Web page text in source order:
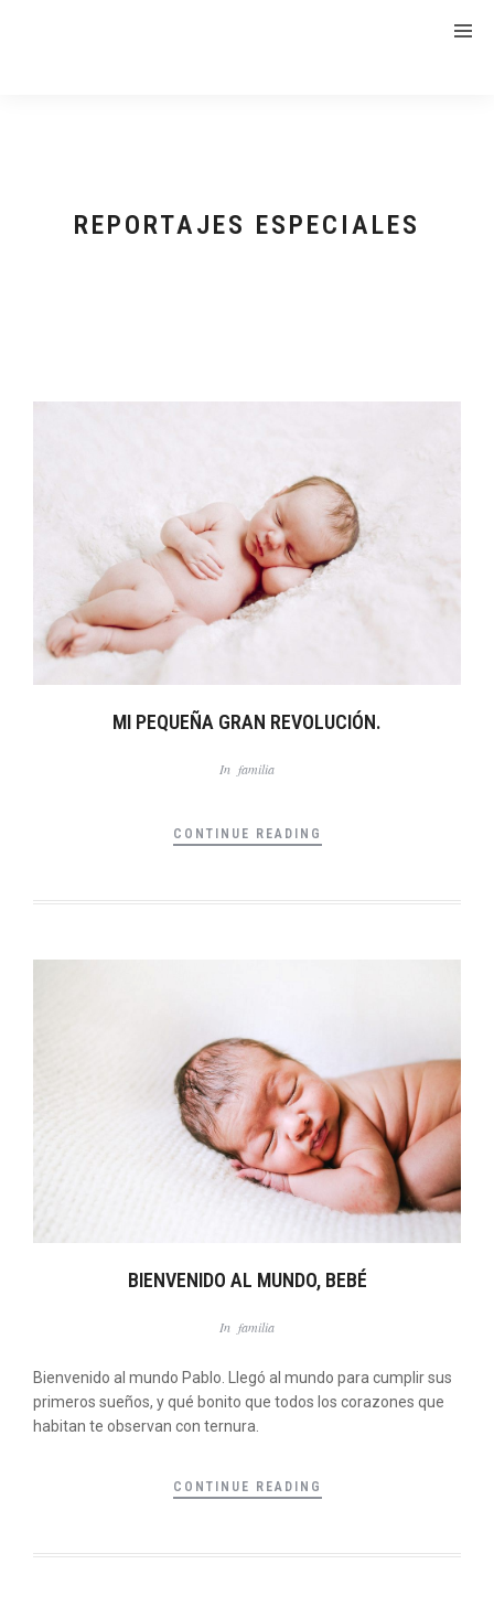
REPORTAJES ESPECIALES
MI PEQUEÑA GRAN REVOLUCIÓN.
In familia
CONTINUE READING
BIENVENIDO AL MUNDO, BEBÉ
In familia
Bienvenido al mundo Pablo. Llegó al mundo para cumplir sus
primeros sueños, y qué bonito que todos los corazones que
habitan te observan con ternura.
CONTINUE READING